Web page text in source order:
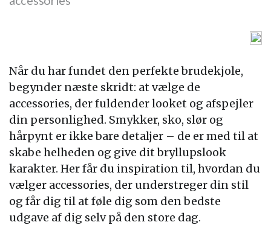
Når du har fundet den perfekte brudekjole,
begynder næste skridt: at vælge de
accessories, der fuldender looket og afspejler
din personlighed. Smykker, sko, slør og
hårpynt er ikke bare detaljer – de er med til at
skabe helheden og give dit bryllupslook
karakter. Her får du inspiration til, hvordan du
vælger accessories, der understreger din stil
og får dig til at føle dig som den bedste
udgave af dig selv på den store dag.